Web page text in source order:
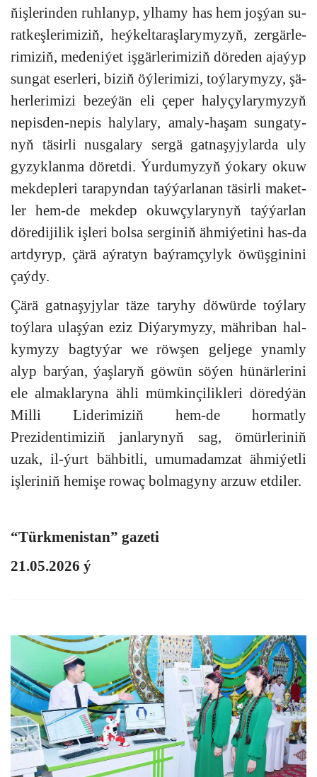
ňiş­le­rin­den ruh­la­nyp, yl­ha­my has hem joş­ýan su­
rat­keş­le­ri­mi­ziň, heý­kel­ta­raş­la­ry­my­zyň, zer­gär­le­
ri­mi­ziň, me­de­ni­ýet iş­gär­le­ri­mi­ziň dö­re­den aja­ýyp
sun­gat eser­le­ri, bi­ziň öý­le­ri­mi­zi, toý­la­ry­my­zy, şä­
her­le­ri­mi­zi be­ze­ýän eli çe­per ha­ly­çy­la­ry­my­zyň
ne­pis­den-ne­pis ha­ly­la­ry, amaly-ha­şam sun­ga­ty­
nyň tä­sir­li nus­ga­la­ry ser­gä gat­na­şy­jy­lar­da uly
gy­zyk­lan­ma dö­ret­di. Ýur­du­my­zyň ýo­ka­ry okuw
mek­dep­le­ri ta­ra­pyn­dan taý­ýar­la­nan tä­sir­li ma­ket­
ler hem-de mek­dep okuw­çy­la­ry­nyň taý­ýar­lan
dö­re­di­ji­lik iş­le­ri bol­sa ser­gi­niň äh­mi­ýe­ti­ni has-da
art­dy­ryp, çä­rä aý­ra­tyn baý­ram­çy­lyk öwüş­gi­ni­ni
çaý­dy.
Çä­rä gat­na­şy­jy­lar tä­ze ta­ry­hy dö­wür­de toý­la­ry
toý­la­ra ulaş­ýan eziz Di­ýa­ry­my­zy, mäh­ri­ban hal­
ky­my­zy bag­ty­ýar we röw­şen gel­je­ge ynam­ly
alyp bar­ýan, ýaş­la­ryň gö­wün sö­ýen hü­när­le­ri­ni
ele al­mak­la­ry­na äh­li müm­kin­çi­lik­le­ri dö­red­ýän
Milli Liderimiziň hem-de hor­mat­ly
Prezidentimiziň jan­la­ry­nyň sag, ömür­le­ri­niň
uzak, il-ýurt bäh­bit­li, umu­ma­dam­zat äh­mi­ýet­li
iş­le­ri­niň he­mi­şe ro­waç bol­ma­gy­ny ar­zuw et­di­ler.
“Türkmenistan” gazeti
21.05.2026 ý